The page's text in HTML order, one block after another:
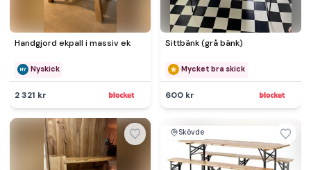
Handgjord ekpall i massiv ek
Nyskick
2 321 kr
Sittbänk (grå bänk)
Mycket bra skick
600 kr
Skövde